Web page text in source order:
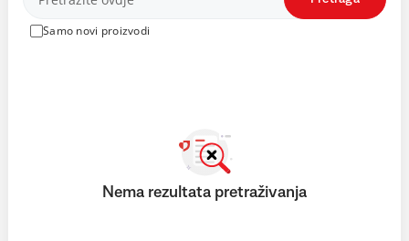
Samo novi proizvodi
Nema rezultata pretraživanja